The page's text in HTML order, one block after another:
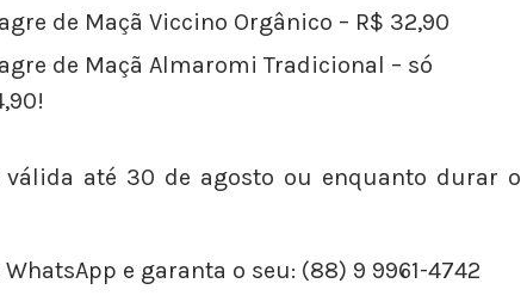
de Maçã Viccino Orgânico – R$ 32,90
de Maçã Almaromi Tradicional – só
válida até 30 de agosto ou enquanto durar o
e garanta o seu: (88) 9 9961-4742